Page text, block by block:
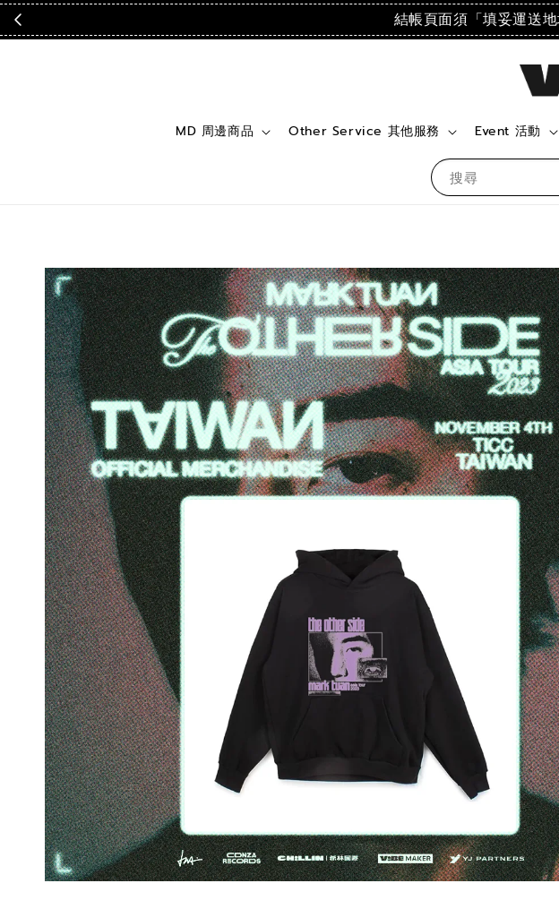
結帳頁面須「填妥運送
搜尋
MD 周邊商品 Other Service 其他服務 Event 活動